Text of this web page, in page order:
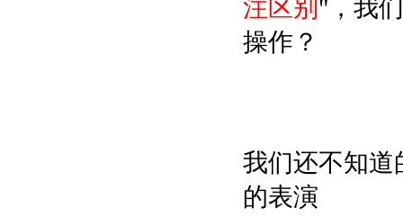
注区别 "，我
操作？
我们还不知道
的表演